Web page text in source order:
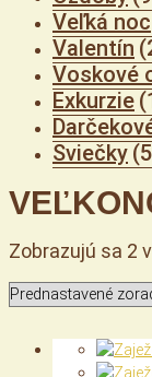
Veľká noc
Valentín
Voskové
Exkurzie
Sviečky
Zobrazujú sa 2